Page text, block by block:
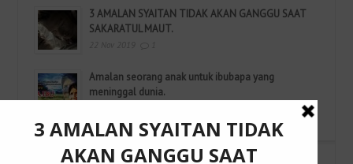
3 AMALAN SYAITAN TIDAK AKAN GANGGU SAAT
SAKARATUL MAUT.
Amalan seorang anak untuk ibubapa yang
meninggal dunia.